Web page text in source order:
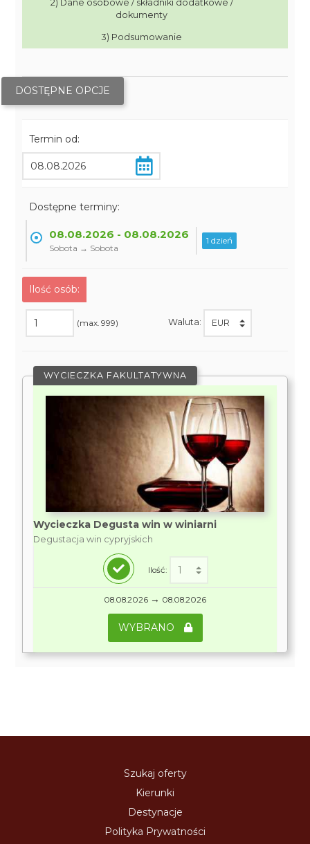
2) Dane osobowe / składniki dodatkowe /
dokumenty
3) Podsumowanie
DOSTĘPNE OPCJE
Termin od:
Dostępne terminy:
08.08.2026 - 08.08.2026
Sobota → Sobota
1 dzień
Ilość osób:
(max. 999) Waluta:
WYCIECZKA FAKULTATYWNA
Wycieczka Degusta win w winiarni
Degustacja win cypryjskich
Ilość:
08.08.2026 → 08.08.2026
WYBRANO
Szukaj oferty
Kierunki
Destynacje
Polityka Prywatności